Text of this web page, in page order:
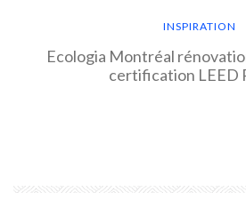
INSPIRATION
Ecologia Montréal
certification LEED